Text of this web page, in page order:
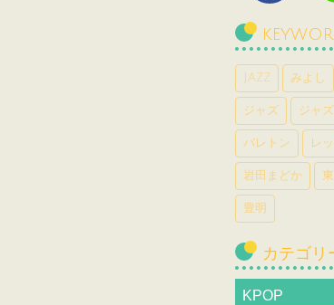
JAZZ みよし
ジャズ ジャ
バレトン レ
岩田まどか
豊明
カテゴリ
KPOP